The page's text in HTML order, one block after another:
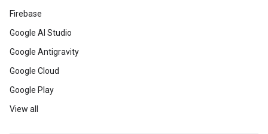
Firebase
Google AI Studio
Google Antigravity
Google Cloud
Google Play
View all